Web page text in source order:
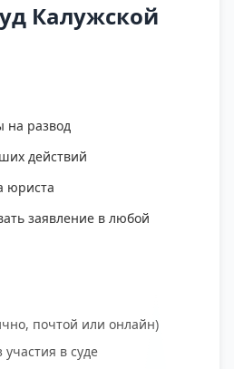
Калужской
на развод
действий
юриста
заявление в любой
почтой или онлайн)
в суде